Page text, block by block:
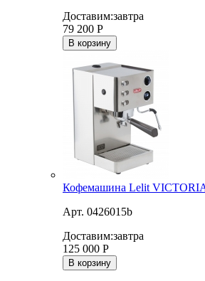
Доставим:завтра
79 200 Р
В корзину
Кофемашина Lelit
Арт. 0426015b
Доставим:завтра
125 000 Р
В корзину